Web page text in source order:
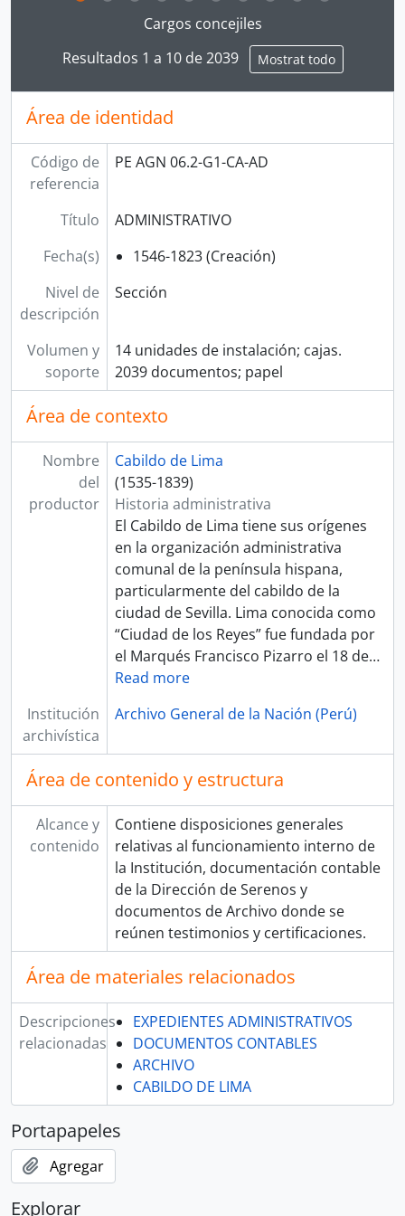
Clicking this description title link will open the
Cargos concejiles
Resultados 1 a 10 de 2039
Mostrat todo
Área de identidad
Código de
referencia
PE AGN 06.2-G1-CA-AD
Título
ADMINISTRATIVO
Fecha(s)
1546-1823 (Creación)
Nivel de
descripción
Sección
Volumen y
soporte
14 unidades de instalación; cajas.
2039 documentos; papel
Área de contexto
Nombre
del
productor
Cabildo de Lima
(1535-1839)
Historia administrativa
El Cabildo de Lima tiene sus orígenes
en la organización administrativa
comunal de la península hispana,
particularmente del cabildo de la
ciudad de Sevilla. Lima conocida como
“Ciudad de los Reyes” fue fundada por
el Marqués Francisco Pizarro el 18 de…
Read more
Institución
archivística
Archivo General de la Nación (Perú)
Área de contenido y estructura
Alcance y
contenido
Contiene disposiciones generales
relativas al funcionamiento interno de
la Institución, documentación contable
de la Dirección de Serenos y
documentos de Archivo donde se
reúnen testimonios y certificaciones.
Área de materiales relacionados
Descripciones
relacionadas
EXPEDIENTES ADMINISTRATIVOS
DOCUMENTOS CONTABLES
ARCHIVO
CABILDO DE LIMA
Portapapeles
Agregar
Explorar